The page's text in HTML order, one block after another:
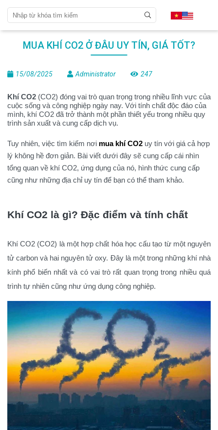
MUA KHÍ CO2 Ở ĐÂU UY TÍN, GIÁ TỐT?
15/08/2025 Administrator 247
Khí CO2 (CO2) đóng vai trò quan trọng trong nhiều lĩnh vực của
cuộc sống và công nghiệp ngày nay. Với tính chất độc đáo của
mình, khí CO2 đã trở thành một phần thiết yếu trong nhiều quy
trình sản xuất và cung cấp dịch vụ.
Tuy nhiên, việc tìm kiếm nơi mua khí CO2 uy tín với giá cả hợp
lý không hề đơn giản. Bài viết dưới đây sẽ cung cấp cái nhìn
tổng quan về khí CO2, ứng dụng của nó, hình thức cung cấp
cũng như những địa chỉ uy tín để bạn có thể tham khảo.
Khí CO2 là gì? Đặc điểm và tính chất
Khí CO2 (CO2) là một hợp chất hóa học cấu tạo từ một nguyên
tử carbon và hai nguyên tử oxy. Đây là một trong những khí nhà
kính phổ biến nhất và có vai trò rất quan trọng trong nhiều quá
trình tự nhiên cũng như ứng dụng công nghiệp.